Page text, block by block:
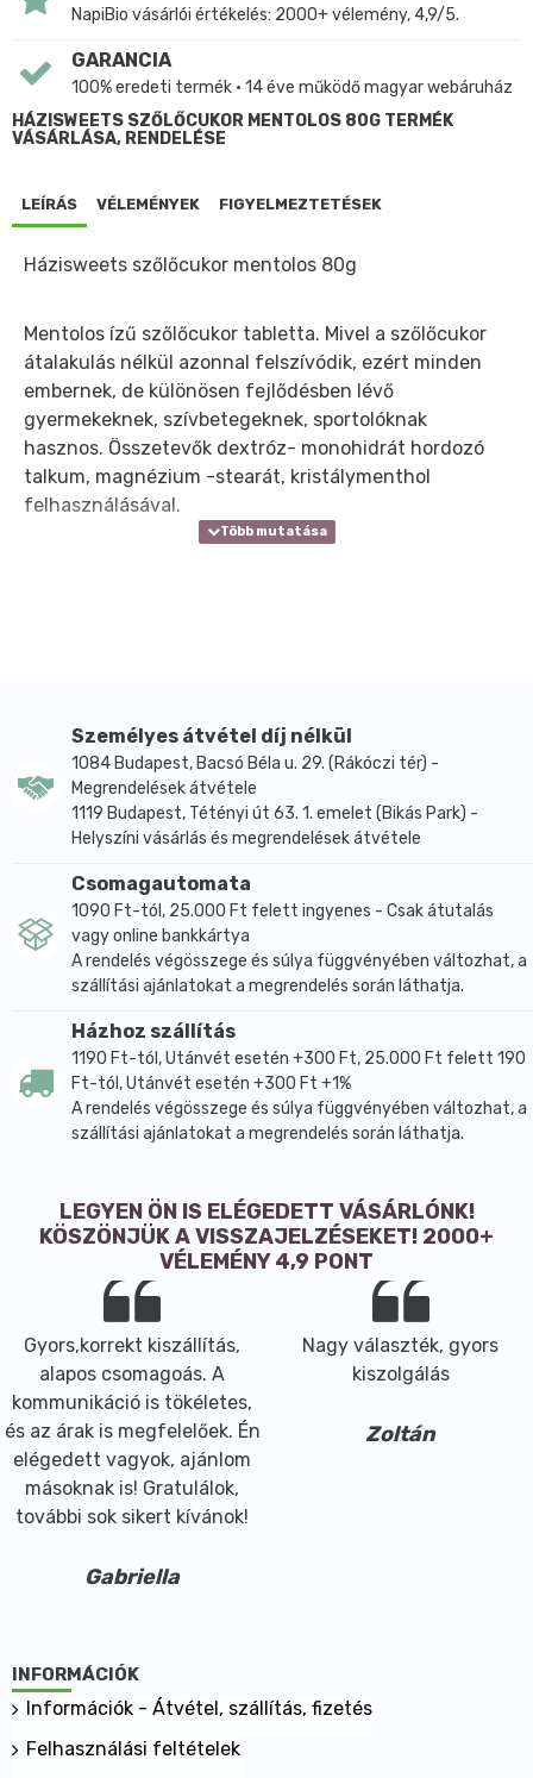
NapiBio vásárlói értékelés: 2000+ vélemény, 4,9/5.
GARANCIA
100% eredeti termék • 14 éve működő magyar webáruház
HÁZISWEETS SZŐLŐCUKOR MENTOLOS 80G TERMÉK
VÁSÁRLÁSA, RENDELÉSE
LEÍRÁS VÉLEMÉNYEK FIGYELMEZTETÉSEK
Házisweets szőlőcukor mentolos 80g
Mentolos ízű szőlőcukor tabletta. Mivel a szőlőcukor
átalakulás nélkül azonnal felszívódik, ezért minden
embernek, de különösen fejlődésben lévő
gyermekeknek, szívbetegeknek, sportolóknak
hasznos. Összetevők dextróz- monohidrát hordozó
talkum, magnézium -stearát, kristálymenthol
felhasználásával.
Személyes átvétel díj nélkül
1084 Budapest, Bacsó Béla u. 29. (Rákóczi tér) -
Megrendelések átvétele
1119 Budapest, Tétényi út 63. 1. emelet (Bikás Park) -
Helyszíni vásárlás és megrendelések átvétele
Csomagautomata
1090 Ft-tól, 25.000 Ft felett ingyenes - Csak átutalás
vagy online bankkártya
A rendelés végösszege és súlya függvényében változhat, a
szállítási ajánlatokat a megrendelés során láthatja.
Házhoz szállítás
1190 Ft-tól, Utánvét esetén +300 Ft, 25.000 Ft felett 190
Ft-tól, Utánvét esetén +300 Ft +1%
A rendelés végösszege és súlya függvényében változhat, a
szállítási ajánlatokat a megrendelés során láthatja.
LEGYEN ÖN IS ELÉGEDETT VÁSÁRLÓNK!
KÖSZÖNJÜK A VISSZAJELZÉSEKET! 2000+
VÉLEMÉNY 4,9 PONT
Gyors,korrekt kiszállítás,
alapos csomagoás. A
kommunikáció is tökéletes,
és az árak is megfelelőek. Én
elégedett vagyok, ajánlom
másoknak is! Gratulálok,
további sok sikert kívánok!
Gabriella
Nagy választék, gyors
kiszolgálás
Zoltán
INFORMÁCIÓK
Információk - Átvétel, szállítás, fizetés
Felhasználási feltételek